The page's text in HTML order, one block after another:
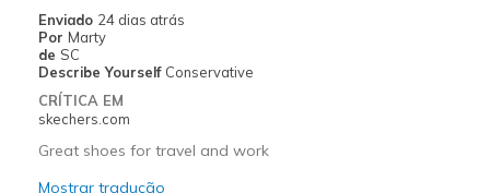
Enviado 24 dias atrás
Por Marty
de SC
Describe Yourself Conservative
CRÍTICA EM
skechers.com
Great shoes for travel and work
Mostrar tradução